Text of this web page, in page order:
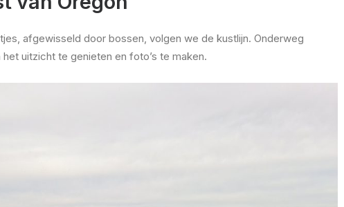
afgewisseld door bossen, volgen we de kustlijn. Onderweg
uitzicht te genieten en foto’s te maken.